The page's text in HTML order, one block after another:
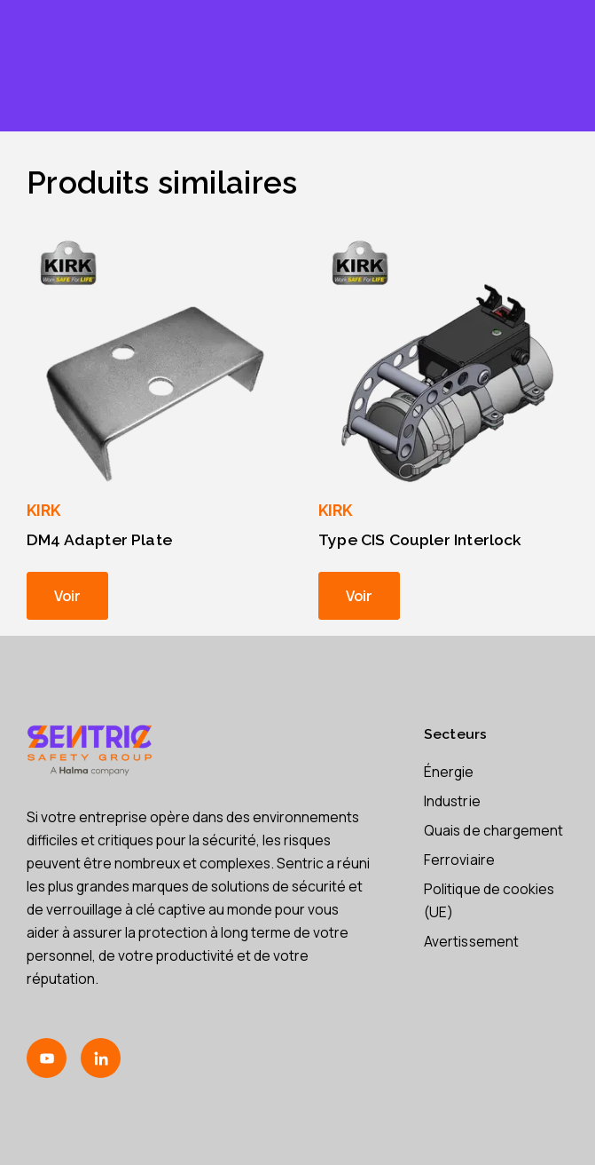
Produits similaires
KIRK
DM4 Adapter Plate
Voir
KIRK
Type CIS Coupler Interlock
Voir
Si votre entreprise opère dans des environnements
difficiles et critiques pour la sécurité, les risques
peuvent être nombreux et complexes. Sentric a réuni
les plus grandes marques de solutions de sécurité et
de verrouillage à clé captive au monde pour vous
aider à assurer la protection à long terme de votre
personnel, de votre productivité et de votre
réputation.
Secteurs
Énergie
Industrie
Quais de chargement
Ferroviaire
Politique de cookies
(UE)
Avertissement